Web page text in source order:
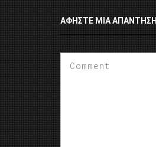
ΑΦΉΣΤΕ ΜΙΑ ΑΠΆΝΤΗΣΗ